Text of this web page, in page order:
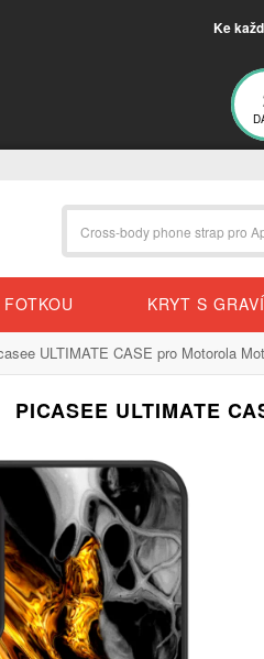
Ke
KRYT S
ULTIMATE CASE pro Motorola
PICASEE ULTIMATE